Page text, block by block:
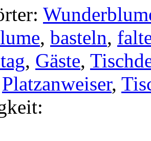
, basteln,
, Gäste,
Platzanweiser,